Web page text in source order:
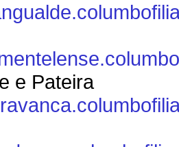
e Pateira